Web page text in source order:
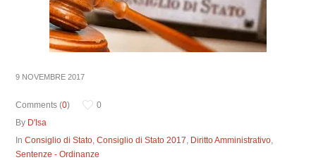
9 NOVEMBRE 2017
Comments (0)
0
By D'Isa
InConsiglio di Stato,Consiglio di Stato 2017, Diritto Amministrativo,
Sentenze - Ordinanze